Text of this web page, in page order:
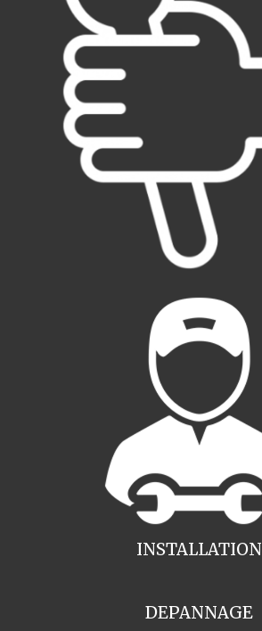
INSTALLATION
DEPANNAGE